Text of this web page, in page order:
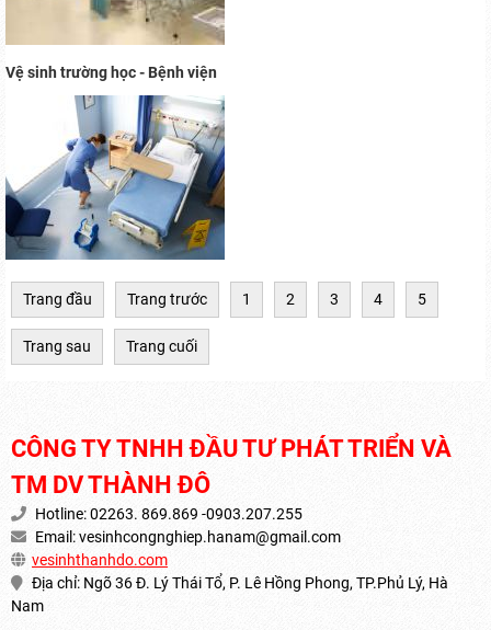
Vệ sinh trường học - Bệnh viện
Trang đầu Trang trước 1 2 3 4 5
Trang sau Trang cuối
CÔNG TY TNHH ĐẦU TƯ PHÁT TRIỂN VÀ
TM DV THÀNH ĐÔ
Hotline: 02263. 869.869 -0903.207.255
Email:vesinhcongnghiep.hanam@gmail.com
vesinhthanhdo.com
Địa chỉ: Ngõ 36 Đ. Lý Thái Tổ, P. Lê Hồng Phong, TP.Phủ Lý, Hà
Nam